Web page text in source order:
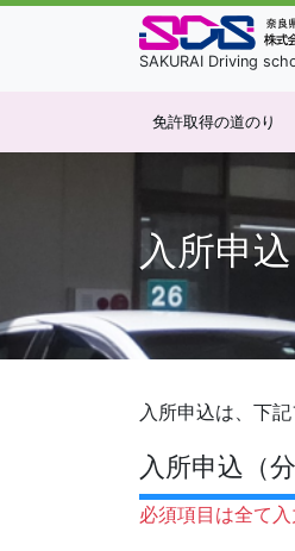
SAKURAI Driving
免許取得の道のり
入所申込
入所申込は、下
入所申込（
必須項目は全て入